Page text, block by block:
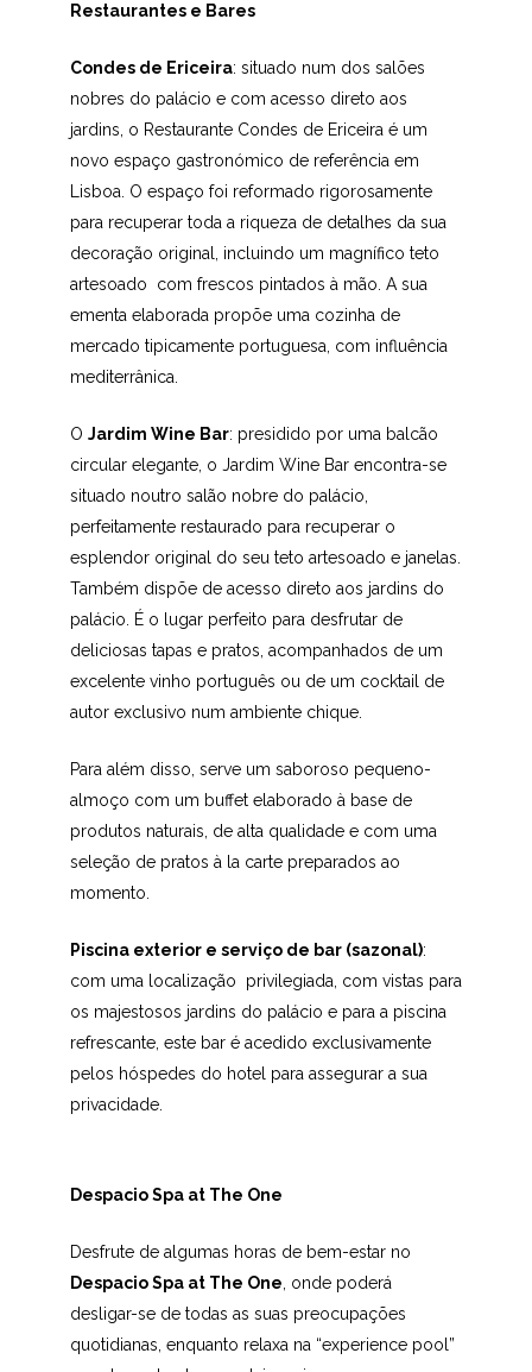
Restaurantes e Bares
Condes de Ericeira: situado num dos salões
nobres do palácio e com acesso direto aos
jardins, o Restaurante Condes de Ericeira é um
novo espaço gastronómico de referência em
Lisboa. O espaço foi reformado rigorosamente
para recuperar toda a riqueza de detalhes da sua
decoração original, incluindo um magnífico teto
artesoado com frescos pintados à mão. A sua
ementa elaborada propõe uma cozinha de
mercado tipicamente portuguesa, com influência
mediterrânica.
O Jardim Wine Bar: presidido por uma balcão
circular elegante, o Jardim Wine Bar encontra-se
situado noutro salão nobre do palácio,
perfeitamente restaurado para recuperar o
esplendor original do seu teto artesoado e janelas.
Também dispõe de acesso direto aos jardins do
palácio. É o lugar perfeito para desfrutar de
deliciosas tapas e pratos, acompanhados de um
excelente vinho português ou de um cocktail de
autor exclusivo num ambiente chique.
Para além disso, serve um saboroso pequeno-
almoço com um buffet elaborado à base de
produtos naturais, de alta qualidade e com uma
seleção de pratos à la carte preparados ao
momento.
Piscina exterior e serviço de bar (sazonal):
com uma localização privilegiada, com vistas para
os majestosos jardins do palácio e para a piscina
refrescante, este bar é acedido exclusivamente
pelos hóspedes do hotel para assegurar a sua
privacidade.
Despacio Spa at The One
Desfrute de algumas horas de bem-estar no
Despacio Spa at The One , onde poderá
desligar-se de todas as suas preocupações
quotidianas, enquanto relaxa na “experience pool”